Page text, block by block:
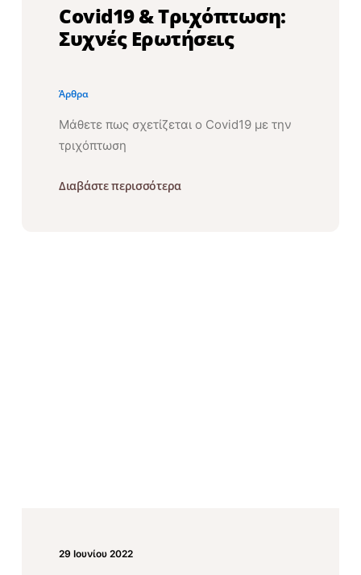
Covid19 & Τριχόπτωση:
Συχνές Ερωτήσεις
Άρθρα
Μάθετε πως σχετίζεται ο Covid19 με την
τριχόπτωση
Διαβάστε περισσότερα
29 Ιουνίου 2022